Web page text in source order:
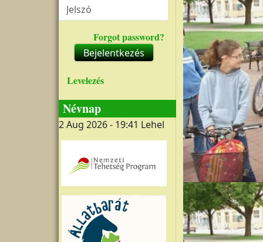
Forgot password?
Bejelentkezés
Levelezés
Névnap
2 Aug 2026 - 19:41 Lehel
Kép